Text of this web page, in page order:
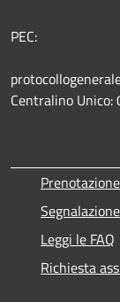
PEC:
Centralino
Leggi le FAQ
Richiesta